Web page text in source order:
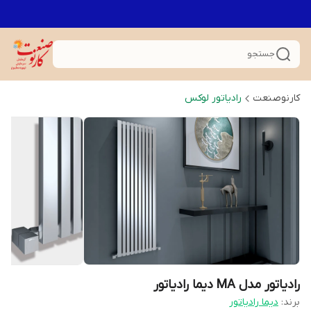
جستجو
کارنوصنعت رادیاتور لوکس
رادیاتور مدل MA دیما رادیاتور
برند: دیما رادیاتور